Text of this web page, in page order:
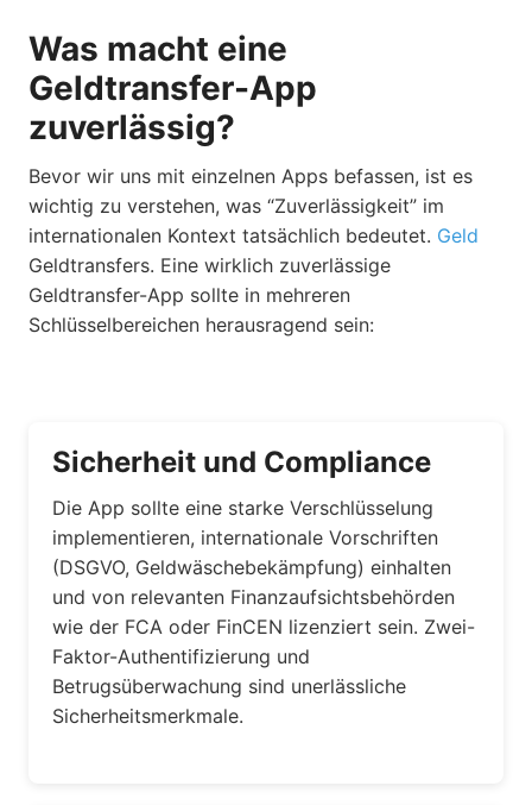
Was macht eine
Geldtransfer-App
zuverlässig?
Bevor wir uns mit einzelnen Apps befassen, ist es
wichtig zu verstehen, was “Zuverlässigkeit” im
internationalen Kontext tatsächlich bedeutet. Geld
Geldtransfers. Eine wirklich zuverlässige
Geldtransfer-App sollte in mehreren
Schlüsselbereichen herausragend sein:
Sicherheit und Compliance
Die App sollte eine starke Verschlüsselung
implementieren, internationale Vorschriften
(DSGVO, Geldwäschebekämpfung) einhalten
und von relevanten Finanzaufsichtsbehörden
wie der FCA oder FinCEN lizenziert sein. Zwei-
Faktor-Authentifizierung und
Betrugsüberwachung sind unerlässliche
Sicherheitsmerkmale.